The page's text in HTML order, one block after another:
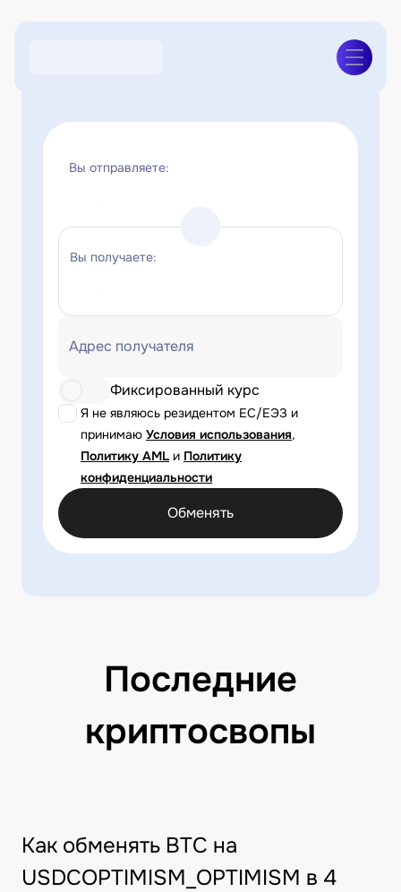
Вы отправляете:
Вы получаете:
Адрес получателя
Я не являюсь резидентом ЕС/ЕЭЗ и
принимаю Условия использования,
Политику AML и Политику
конфиденциальности
Фиксированный курс
Обменять
Последние
криптосвопы
Как обменять BTC на
USDCOPTIMISM_OPTIMISM в 4